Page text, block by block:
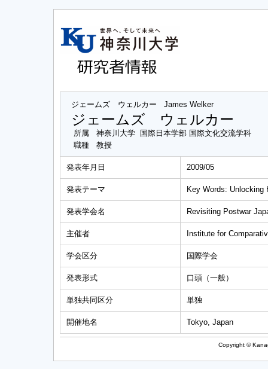
ジェームズ ウェルカー James Welker
ジェームズ ウェルカー
所属
神奈川大学 国際日本学部 国際文化交流学科
職種
教授
発表年月日 2009/05
発表テーマ Key Words: Unlocking
発表学会名 Revisiting Postwar
主催者 Institute for
学会区分 国際学会
発表形式 口頭（一般）
単独共同区分 単独
開催地名 Tokyo, Japan
Copyright ©